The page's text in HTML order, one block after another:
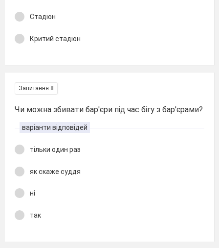
Стадіон
Критий стадіон
Запитання 8
Чи можна збивати бар'єри під час бігу з бар'єрами?
варіанти відповідей
тільки один раз
як скаже суддя
ні
так